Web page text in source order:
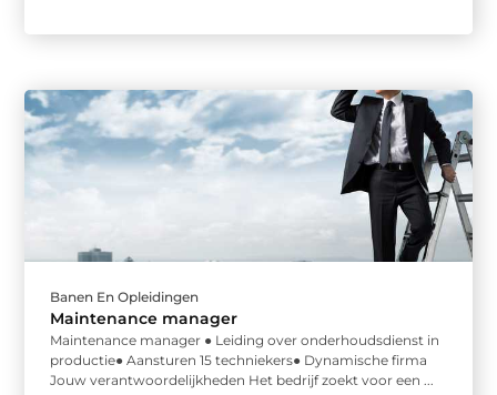
Banen En Opleidingen
Maintenance manager
Maintenance manager ● Leiding over onderhoudsdienst in
productie● Aansturen 15 techniekers● Dynamische firma
Jouw verantwoordelijkheden Het bedrijf zoekt voor een ...